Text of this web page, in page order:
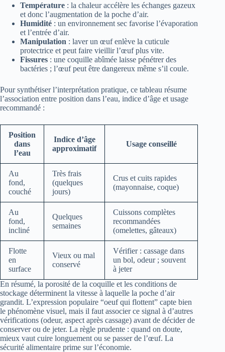
Température : la chaleur accélère les échanges gazeux
et donc l’augmentation de la poche d’air.
Humidité : un environnement sec favorise l’évaporation
et l’entrée d’air.
Manipulation : laver un œuf enlève la cuticule
protectrice et peut faire vieillir l’œuf plus vite.
Fissures : une coquille abîmée laisse pénétrer des
bactéries ; l’œuf peut être dangereux même s’il coule.
Pour synthétiser l’interprétation pratique, ce tableau résume
l’association entre position dans l’eau, indice d’âge et usage
recommandé :
Position
dans
l’eau
Indice d’âge
approximatif
Usage conseillé
Au
fond,
couché
Très frais
(quelques
jours)
Crus et cuits rapides
(mayonnaise, coque)
Au
fond,
incliné
Quelques
semaines
Cuissons complètes
recommandées
(omelettes, gâteaux)
Flotte
en
surface
Vieux ou mal
conservé
Vérifier : cassage dans
un bol, odeur ; souvent
à jeter
En résumé, la porosité de la coquille et les conditions de
stockage déterminent la vitesse à laquelle la poche d’air
grandit. L’expression populaire “oeuf qui flottent” capte bien
le phénomène visuel, mais il faut associer ce signal à d’autres
vérifications (odeur, aspect après cassage) avant de décider de
conserver ou de jeter. La règle prudente : quand on doute,
mieux vaut cuire longuement ou se passer de l’œuf. La
sécurité alimentaire prime sur l’économie.